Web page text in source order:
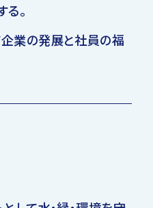
。
業の発展と社員の福